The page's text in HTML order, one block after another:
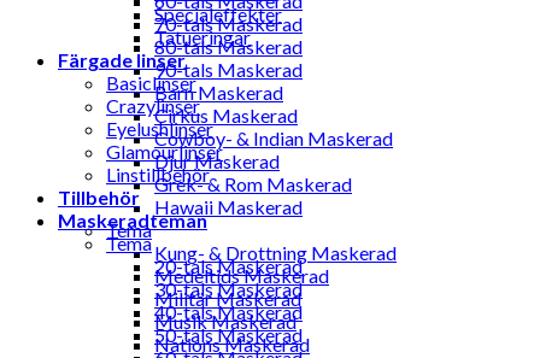
70-tals Maskerad
80-tals Maskerad
90-tals Maskerad
Barn Maskerad
Cirkus Maskerad
Cowboy- & Indian Maskerad
Djur Maskerad
Grek- & Rom Maskerad
Hawaii Maskerad
Tema
Kung- & Drottning Maskerad
Medeltids Maskerad
Militär Maskerad
Musik Maskerad
Nations Maskerad
Specialeffekter
Tatueringar
Färgade linser
Basiclinser
Crazylinser
Eyelushlinser
Glamourlinser
Linstillbehör
Tillbehör
Maskeradteman
Tema
20-tals Maskerad
30-tals Maskerad
40-tals Maskerad
50-tals Maskerad